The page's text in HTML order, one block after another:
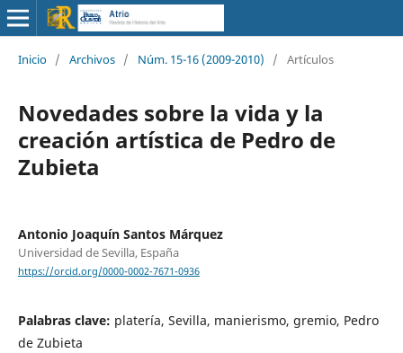
Inicio / Archivos / Núm. 15-16 (2009-2010) / Artículos
Novedades sobre la vida y la
creación artística de Pedro de
Zubieta
Antonio Joaquín Santos Márquez
Universidad de Sevilla, España
https://orcid.org/0000-0002-7671-0936
Palabras clave: platería, Sevilla, manierismo, gremio, Pedro
de Zubieta